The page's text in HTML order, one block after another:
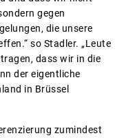
gegen
die unsere
so Stadler. „Leute
dass wir in die
der eigentliche
in Brüssel
zumindest